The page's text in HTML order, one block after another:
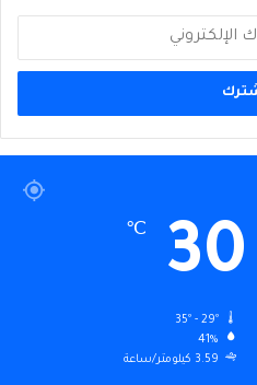
30
℃
41%
3.59 كيلومتر/ساعة